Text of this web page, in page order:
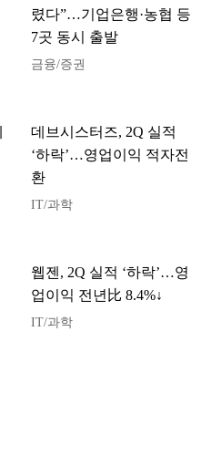
렸다”…기업은행·농협 등
7곳 동시 출발
금융/증권
데브시스터즈, 2Q 실적
‘하락’…영업이익 적자전
환
IT/과학
웹젠, 2Q 실적 ‘하락’…영
업이익 전년比 8.4%↓
IT/과학